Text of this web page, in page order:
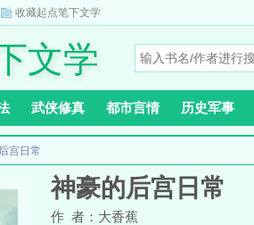
收藏起点笔下文学
文学
武侠修真 都市言情 历史军事
宫日常
神豪的后宫日常
作 者：大香蕉